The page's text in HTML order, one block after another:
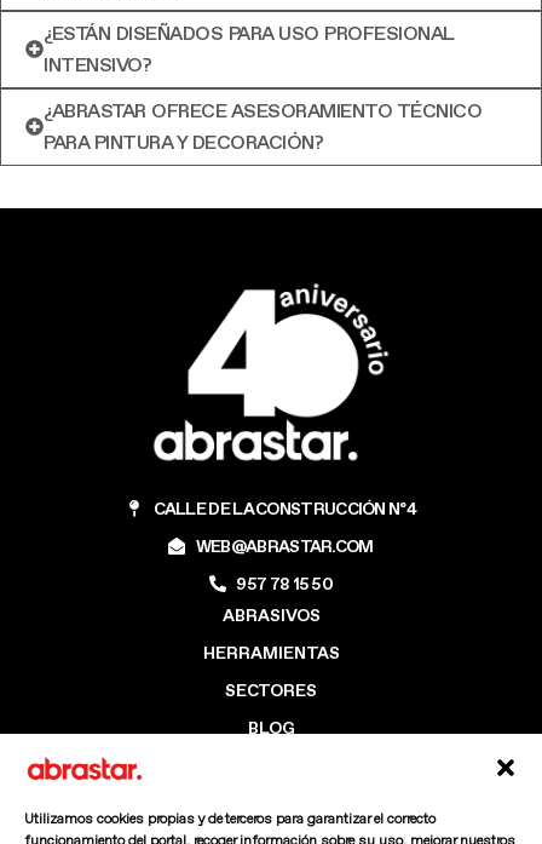
Utilizamos cookies propias y de terceros para garantizar el correcto
funcionamiento del portal, recoger información sobre su uso, mejorar nuestros
¿ESTÁN DISEÑADOS PARA USO PROFESIONAL
INTENSIVO?
¿ABRASTAR OFRECE ASESORAMIENTO TÉCNICO
PARA PINTURA Y DECORACIÓN?
ABRASIVOS
HERRAMIENTAS
SECTORES
BLOG
CALLE DE LA CONSTRUCCIÓN Nº4
WEB@ABRASTAR.COM
957 78 15 50